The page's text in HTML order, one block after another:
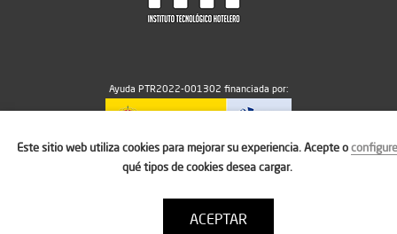
Ayuda PTR2022-001302 financiada por:
MICIU/AEI/10.13039/501100011033
Política de cookies Condiciones de uso
Este sitio web utiliza cookies para mejorar su experiencia. Acepte oconfigure
qué tipos de cookies desea cargar.
ACEPTAR